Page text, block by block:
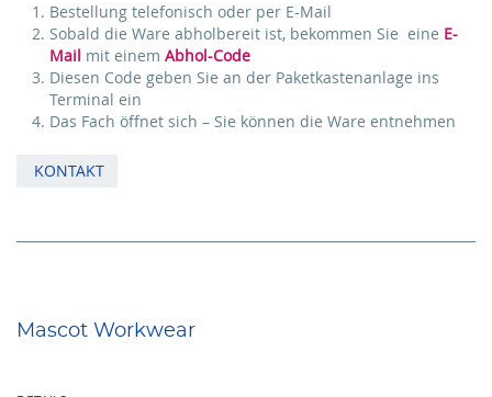
Bestellung telefonisch oder per E-Mail
Sobald die Ware abholbereit ist, bekommen Sie eine E-
Mail mit einem Abhol-Code
Diesen Code geben Sie an der Paketkastenanlage ins
Terminal ein
Das Fach öffnet sich – Sie können die Ware entnehmen
KONTAKT
Mascot Workwear